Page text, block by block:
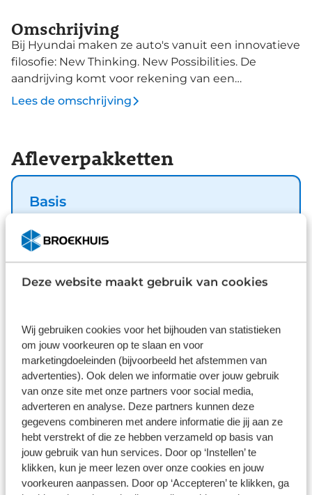
Deze website maakt gebruik van cookies
Wij gebruiken cookies voor het bijhouden van statistieken
om jouw voorkeuren op te slaan en voor
marketingdoeleinden (bijvoorbeeld het afstemmen van
advertenties). Ook delen we informatie over jouw gebruik
van onze site met onze partners voor social media,
adverteren en analyse. Deze partners kunnen deze
gegevens combineren met andere informatie die jij aan ze
hebt verstrekt of die ze hebben verzameld op basis van
jouw gebruik van hun services. Door op ‘Instellen’ te
klikken, kun je meer lezen over onze cookies en jouw
voorkeuren aanpassen. Door op ‘Accepteren’ te klikken, ga
Omschrijving
Bij Hyundai maken ze auto's vanuit een innovatieve
filosofie: New Thinking. New Possibilities. De
aandrijving komt voor rekening van een
benzinemotor en een handgeschakelde
komt zo'n verwarmd stuurwiel als geroepen! In
deze auto profiteert u onder andere ook van: 16
inch lichtmetalen velgen, LED koplampen,
geluidsisolerende ramen, dakspoiler, in delen
neerklapbare achterbank en LED-achterlichten.
Het digitale dashboard is qua lay-out en
zichtbaarheid superslim ingedeeld. Alle functies in
één keer in beeld! Een onopvallend paaltje of een
feilloos zien of alles veilig is. Met Connected Services
wordt iedere rit nóg veiliger. Een massieve sound of
fluisterzachte verstaanbaarheid? Het high
performance audiosysteem presteert op topniveau.
Even de smartphone erin klikken en de draadloze
telefoonlader zorgt vanzelf voor nieuwe energie. De
uitrusting van deze Hyundai is met dashboard met
spraakbediening, full map navigatiesysteem,
electronic climate control, DAB ontvangst,
regensensor en cruise control behoorlijk compleet.
Lees de omschrijving
Afleverpakketten
Basis
Dit pakket is standaard inbegrepen. We vinden het
logisch dat u op kwaliteit kunt rekenen en we laten
u graag weten wat u kunt verwachten.
Wat klanten over ons zeggen
9,111262 reviews